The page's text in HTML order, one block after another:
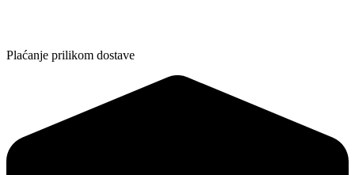
Plaćanje prilikom dostave